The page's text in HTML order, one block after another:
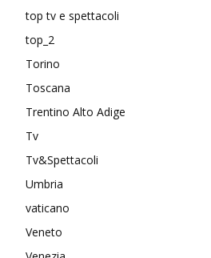
top tv e spettacoli
top_2
Torino
Toscana
Trentino Alto Adige
Tv
Tv&Spettacoli
Umbria
vaticano
Veneto